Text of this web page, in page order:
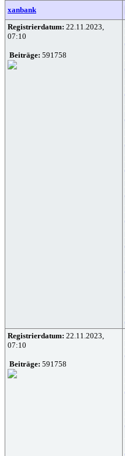
xanbank
Registrierdatum: 22.11.2023,
07:10
Beiträge: 591758
Registrierdatum: 22.11.2023,
07:10
Beiträge: 591758